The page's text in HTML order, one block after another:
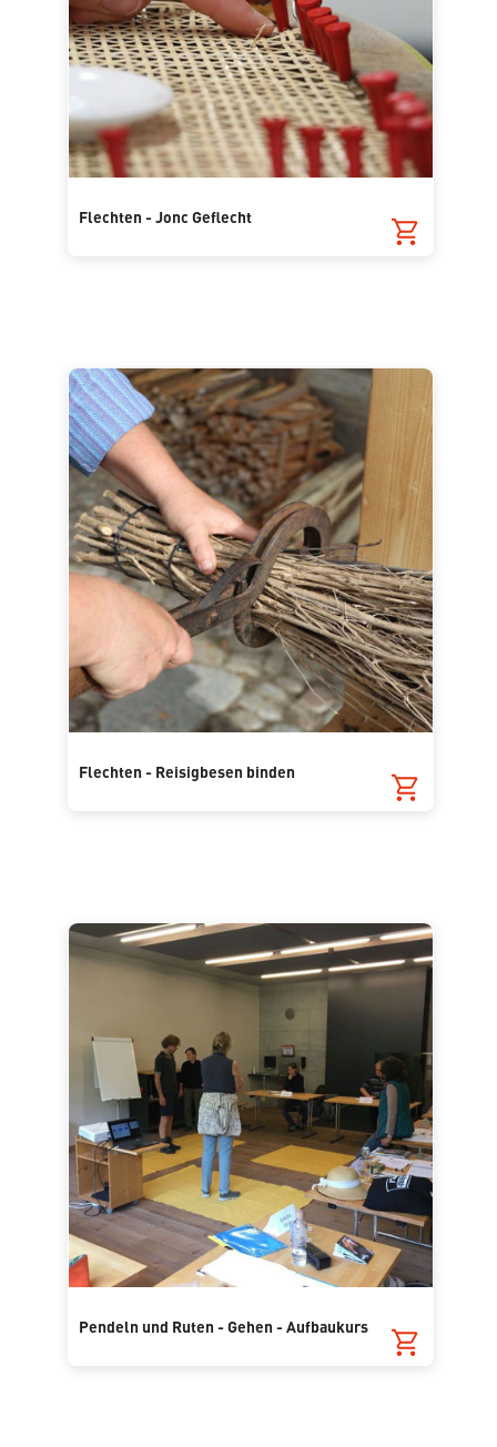
Flechten - Jonc Geflecht
Flechten - Reisigbesen binden
Pendeln und Ruten - Gehen - Aufbaukurs